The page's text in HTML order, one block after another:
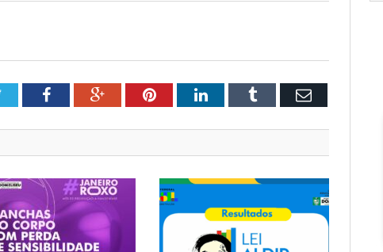
TwitterFacebookGoogle+PinterestLinkedInTumblr Email